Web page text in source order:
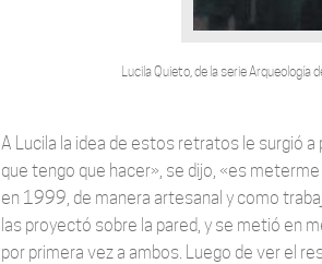
Lucila Quieto, de la serie
A Lucila la idea de estos retratos le surgió a
que tengo que hacer», se dijo, «es
en 1999, de manera artesanal y como
las proyectó sobre la pared, y se metió en
por primera vez a ambos. Luego de ver el